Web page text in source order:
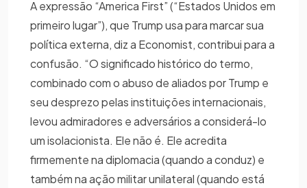
A expressão “America First” (“Estados Unidos em
primeiro lugar”), que Trump usa para marcar sua
política externa, diz a Economist, contribui para a
confusão. “O significado histórico do termo,
combinado com o abuso de aliados por Trump e
seu desprezo pelas instituições internacionais,
levou admiradores e adversários a considerá-lo
um isolacionista. Ele não é. Ele acredita
firmemente na diplomacia (quando a conduz) e
também na ação militar unilateral (quando está